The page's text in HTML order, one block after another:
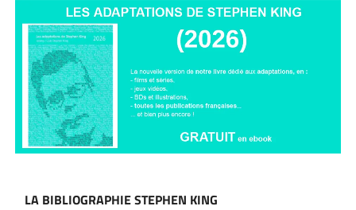
LA BIBLIOGRAPHIE STEPHEN KING